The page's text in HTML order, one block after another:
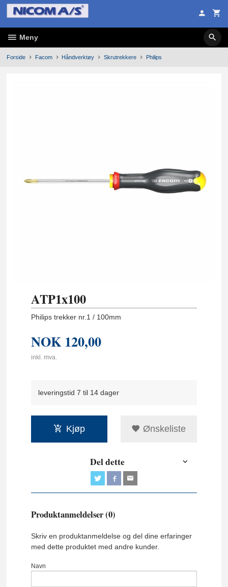
Gå
innholdet
Meny
Forside Facom Håndverktøy Skrutrekkere Philips
ATP1x100
Philips trekker nr.1 / 100mm
NOK 120,00
inkl. mva.
leveringstid 7 til 14 dager
Kjøp Ønskeliste
Del dette
Produktanmeldelser (0)
Skriv en produktanmeldelse og del dine erfaringer
med dette produktet med andre kunder.
Navn